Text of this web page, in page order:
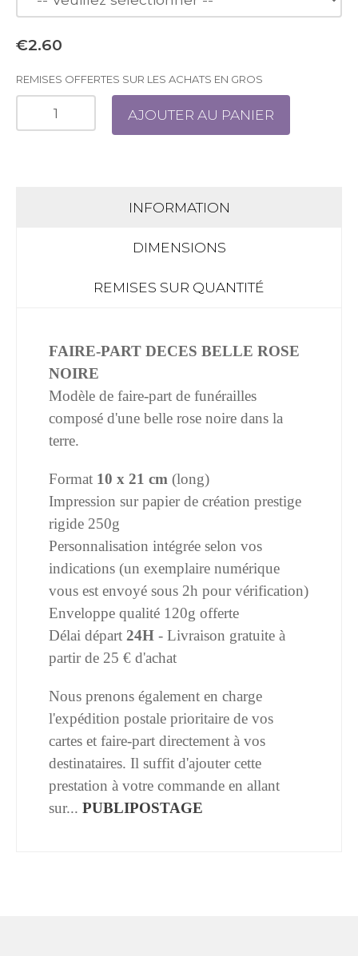
€2.60
REMISES OFFERTES SUR LES ACHATS EN GROS
AJOUTER AU PANIER
INFORMATION
DIMENSIONS
REMISES SUR QUANTITÉ
FAIRE-PART DECES BELLE ROSE
NOIRE
Modèle de faire-part de funérailles
composé d'une belle rose noire dans la
terre.
Format 10 x 21 cm (long)
Impression sur papier de création prestige
rigide 250g
Personnalisation intégrée selon vos
indications (un exemplaire numérique
vous est envoyé sous 2h pour vérification)
Enveloppe qualité 120g offerte
Délai départ 24H - Livraison gratuite à
partir de 25 € d'achat
Nous prenons également en charge
l'expédition postale prioritaire de vos
cartes et faire-part directement à vos
destinataires. Il suffit d'ajouter cette
prestation à votre commande en allant
sur... PUBLIPOSTAGE